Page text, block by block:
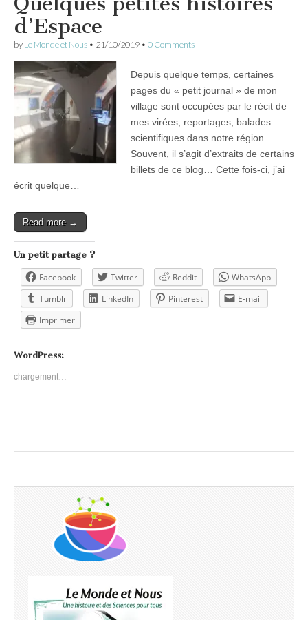
d’Espace
by Le Monde et Nous • 21/10/2019 • 0 Comments
Depuis quelque temps, certaines
pages du « petit journal » de mon
village sont occupées par le récit de
mes virées, reportages, balades
scientifiques dans notre région.
Souvent, il s’agit d’extraits de certains
billets de ce blog… Cette fois-ci, j’ai
écrit quelque…
Read more →
Un petit partage ?
Facebook Twitter Reddit
WhatsApp
Tumblr
LinkedIn Pinterest
E-mail
Imprimer
WordPress:
chargement…